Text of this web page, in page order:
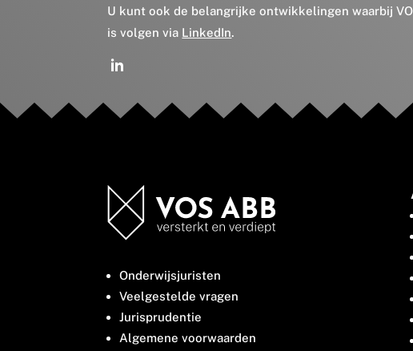
U kunt ook de belangrijke ontwikkelingen waarbij
is volgen via LinkedIn.
Onderwijsjuristen
Veelgestelde vragen
Jurisprudentie
Algemene voorwaarden